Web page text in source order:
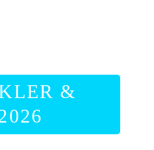
&